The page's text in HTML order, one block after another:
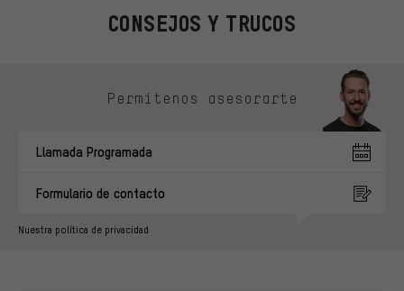
CONSEJOS Y TRUCOS
Permítenos asesorarte
Llamada Programada
Formulario de contacto
Nuestra política de privacidad